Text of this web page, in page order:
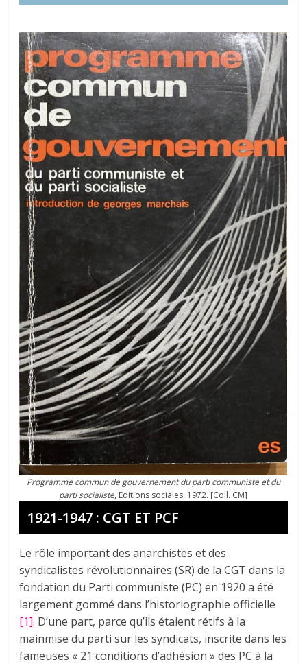
Programme commun de gouvernement du parti communiste et du
parti socialiste, Editions sociales, 1972. [Coll. CM]
1921-1947 : CGT ET PCF
Le rôle important des anarchistes et des
syndicalistes révolutionnaires (SR) de la CGT dans la
fondation du Parti communiste (PC) en 1920 a été
largement gommé dans l’historiographie officielle
[1]. D’une part, parce qu’ils étaient rétifs à la
mainmise du parti sur les syndicats, inscrite dans les
fameuses « 21 conditions d’adhésion » des PC à la